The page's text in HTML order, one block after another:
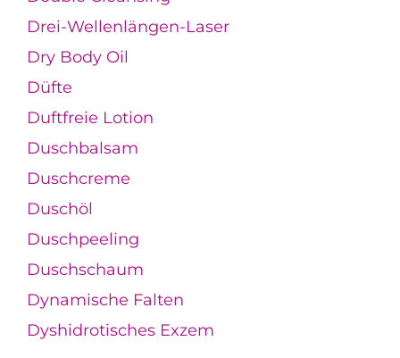
Drei-Wellenlängen-Laser
Dry Body Oil
Düfte
Duftfreie Lotion
Duschbalsam
Duschcreme
Duschöl
Duschpeeling
Duschschaum
Dynamische Falten
Dyshidrotisches Exzem